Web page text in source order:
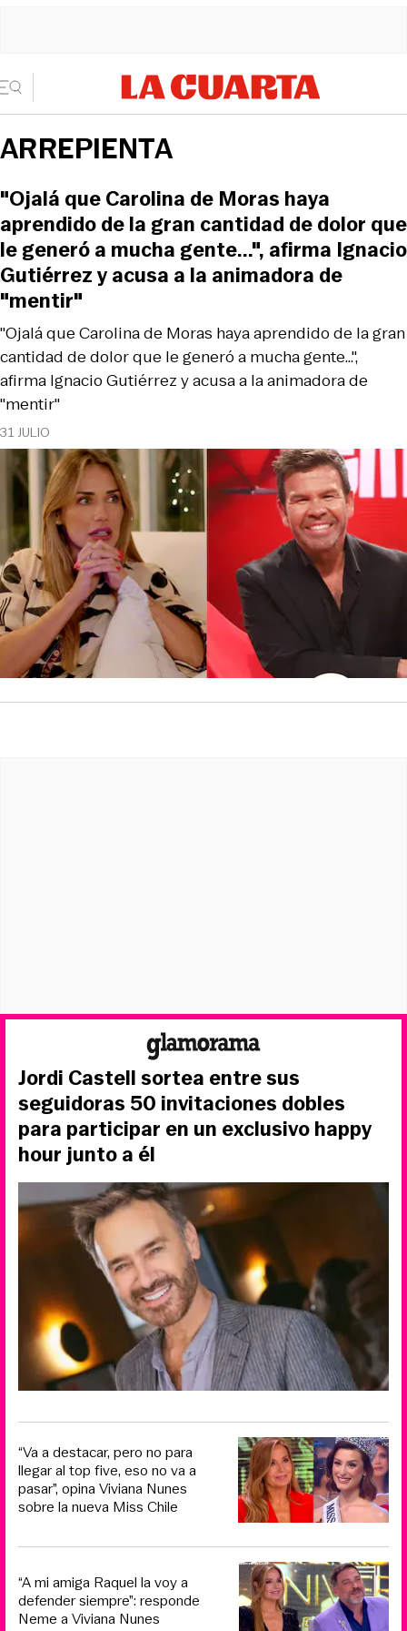
ARREPIENTA
31 JULIO
"Ojalá que Carolina de Moras haya aprendido de la gran
cantidad de dolor que le generó a mucha gente...",
afirma Ignacio Gutiérrez y acusa a la animadora de
"mentir"
"Ojalá que Carolina de Moras haya
aprendido de la gran cantidad de dolor que
le generó a mucha gente...", afirma Ignacio
Gutiérrez y acusa a la animadora de
"mentir"
Jordi Castell sortea entre sus
seguidoras 50 invitaciones dobles
para participar en un exclusivo happy
hour junto a él
“Va a destacar, pero no para
llegar al top five, eso no va a
pasar”, opina Viviana Nunes
sobre la nueva Miss Chile
“A mi amiga Raquel la voy a
defender siempre”: responde
Neme a Viviana Nunes